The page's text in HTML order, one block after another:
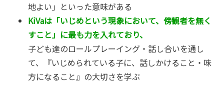
地よい」といった意味がある
KiVaは「いじめという現象において、傍観者を無く
すこと」に最も力を入れており、
子ども達のロールプレーイング・話し合いを通し
て、『いじめられている子に、話しかけること・味
方になること』の大切さを学ぶ